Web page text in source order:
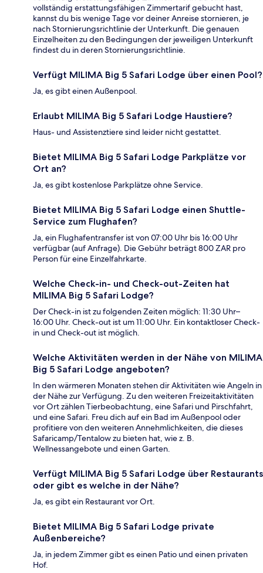
vollständig erstattungsfähigen Zimmertarif gebucht hast,
kannst du bis wenige Tage vor deiner Anreise stornieren, je
nach Stornierungsrichtlinie der Unterkunft. Die genauen
Einzelheiten zu den Bedingungen der jeweiligen Unterkunft
findest du in deren Stornierungsrichtlinie.
Verfügt MILIMA Big 5 Safari Lodge über einen Pool?
Ja, es gibt einen Außenpool.
Erlaubt MILIMA Big 5 Safari Lodge Haustiere?
Haus- und Assistenztiere sind leider nicht gestattet.
Bietet MILIMA Big 5 Safari Lodge Parkplätze vor
Ort an?
Ja, es gibt kostenlose Parkplätze ohne Service.
Bietet MILIMA Big 5 Safari Lodge einen Shuttle-
Service zum Flughafen?
Ja, ein Flughafentransfer ist von 07:00 Uhr bis 16:00 Uhr
verfügbar (auf Anfrage). Die Gebühr beträgt 800 ZAR pro
Person für eine Einzelfahrkarte.
Welche Check-in- und Check-out-Zeiten hat
MILIMA Big 5 Safari Lodge?
Der Check-in ist zu folgenden Zeiten möglich: 11:30 Uhr–
16:00 Uhr. Check-out ist um 11:00 Uhr. Ein kontaktloser Check-
in und Check-out ist möglich.
Welche Aktivitäten werden in der Nähe von MILIMA
Big 5 Safari Lodge angeboten?
In den wärmeren Monaten stehen dir Aktivitäten wie Angeln in
der Nähe zur Verfügung. Zu den weiteren Freizeitaktivitäten
vor Ort zählen Tierbeobachtung, eine Safari und Pirschfahrt,
und eine Safari. Freu dich auf ein Bad im Außenpool oder
profitiere von den weiteren Annehmlichkeiten, die dieses
Safaricamp/Tentalow zu bieten hat, wie z. B.
Wellnessangebote und einen Garten.
Verfügt MILIMA Big 5 Safari Lodge über Restaurants
oder gibt es welche in der Nähe?
Ja, es gibt ein Restaurant vor Ort.
Bietet MILIMA Big 5 Safari Lodge private
Außenbereiche?
Ja, in jedem Zimmer gibt es einen Patio und einen privaten
Hof.